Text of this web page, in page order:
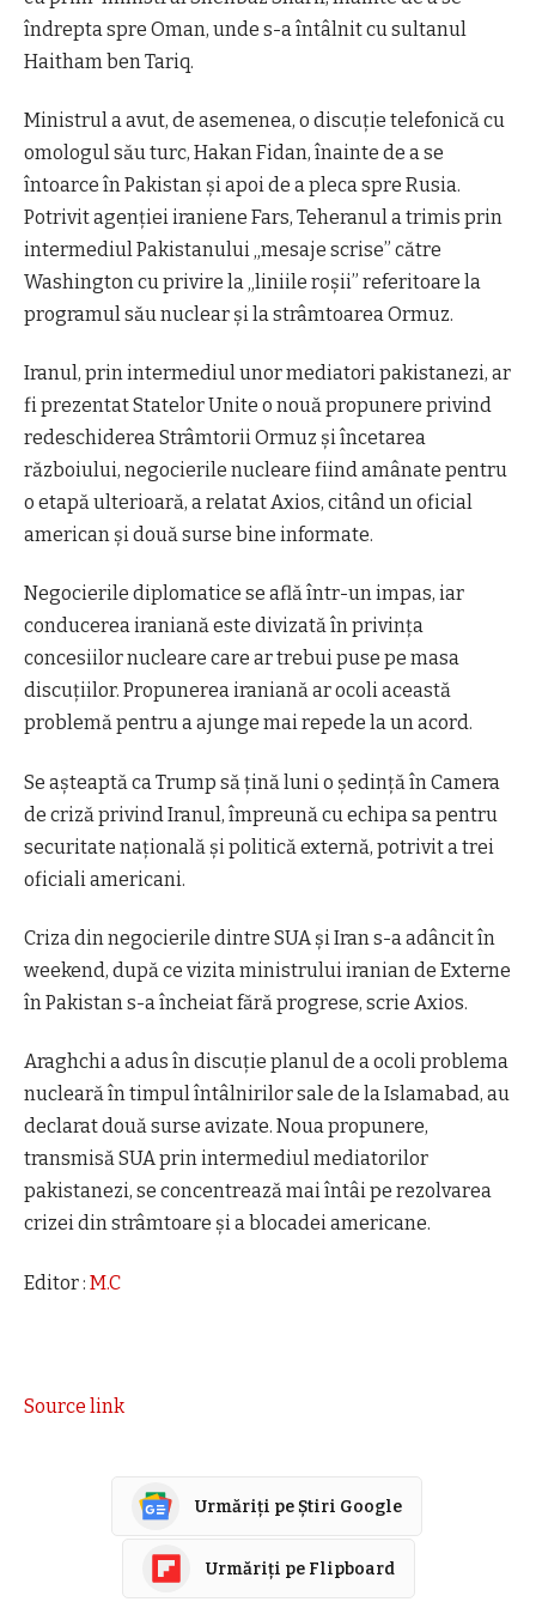
îndrepta spre Oman, unde s-a întâlnit cu sultanul
Haitham ben Tariq.
Ministrul a avut, de asemenea, o discuție telefonică cu
omologul său turc, Hakan Fidan, înainte de a se
întoarce în Pakistan și apoi de a pleca spre Rusia.
Potrivit agenției iraniene Fars, Teheranul a trimis prin
intermediul Pakistanului „mesaje scrise” către
Washington cu privire la „liniile roșii” referitoare la
programul său nuclear și la strâmtoarea Ormuz.
Iranul, prin intermediul unor mediatori pakistanezi, ar
fi prezentat Statelor Unite o nouă propunere privind
redeschiderea Strâmtorii Ormuz şi încetarea
războiului, negocierile nucleare fiind amânate pentru
o etapă ulterioară, a relatat Axios, citând un oficial
american şi două surse bine informate.
Negocierile diplomatice se află într-un impas, iar
conducerea iraniană este divizată în privinţa
concesiilor nucleare care ar trebui puse pe masa
discuţiilor. Propunerea iraniană ar ocoli această
problemă pentru a ajunge mai repede la un acord.
Se aşteaptă ca Trump să ţină luni o şedinţă în Camera
de criză privind Iranul, împreună cu echipa sa pentru
securitate naţională şi politică externă, potrivit a trei
oficiali americani.
Criza din negocierile dintre SUA şi Iran s-a adâncit în
weekend, după ce vizita ministrului iranian de Externe
în Pakistan s-a încheiat fără progrese, scrie Axios.
Araghchi a adus în discuţie planul de a ocoli problema
nucleară în timpul întâlnirilor sale de la Islamabad, au
declarat două surse avizate. Noua propunere,
transmisă SUA prin intermediul mediatorilor
pakistanezi, se concentrează mai întâi pe rezolvarea
crizei din strâmtoare şi a blocadei americane.
Editor : M.C
Source link
Urmăriți pe Știri Google
Urmăriți pe Flipboard